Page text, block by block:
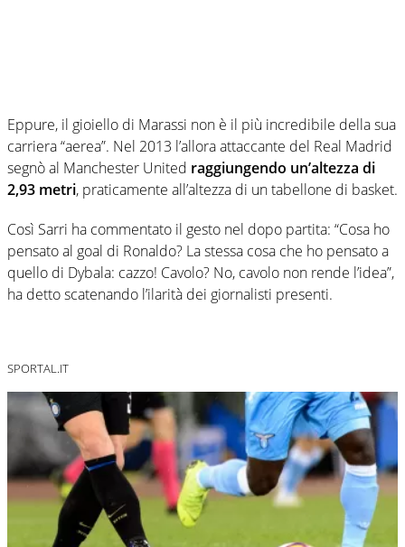
Eppure, il gioiello di Marassi non è il più incredibile della sua
carriera “aerea”. Nel 2013 l’allora attaccante del Real Madrid
segnò al Manchester United raggiungendo un’altezza di
2,93 metri, praticamente all’altezza di un tabellone di basket.
Così Sarri ha commentato il gesto nel dopo partita: “Cosa ho
pensato al goal di Ronaldo? La stessa cosa che ho pensato a
quello di Dybala: cazzo! Cavolo? No, cavolo non rende l’idea”,
ha detto scatenando l’ilarità dei giornalisti presenti.
SPORTAL.IT